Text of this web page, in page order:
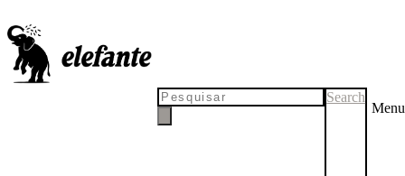
Search
Menu
Por que você voltava todo
verão?rompe o silêncio da
violência contra a mulher